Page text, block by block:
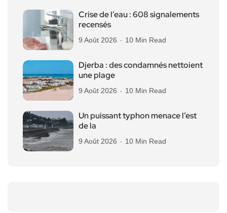
Crise de l’eau : 608 signalements
recensés
9 Août 2026 10 Min Read
Djerba : des condamnés nettoient
une plage
9 Août 2026 10 Min Read
Un puissant typhon menace l’est
de la
9 Août 2026 10 Min Read